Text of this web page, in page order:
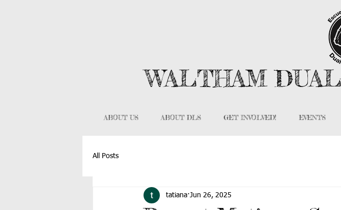
WALTHAM
ABOUT US ABOUT DLS GET INVOLVED! EVENTS
All Posts
tatiana Jun 26, 2025